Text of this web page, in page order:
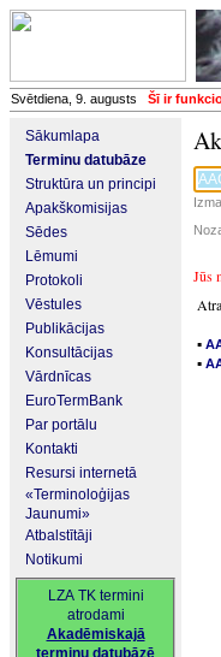
Svētdiena, 9. augusts Šī ir
Sākumlapa
Terminu datubāze
Struktūra un principi
Apakškomisijas
Sēdes
Lēmumi
Protokoli
Vēstules
Publikācijas
Konsultācijas
Vārdnīcas
EuroTermBank
Par portālu
Kontakti
Resursi internetā
«Terminoloģijas
Jaunumi»
Atbalstītāji
Notikumi
LZA TK termini
atrodami
Akadēmiskajā
terminu datubāzē
Jūs
▪
▪